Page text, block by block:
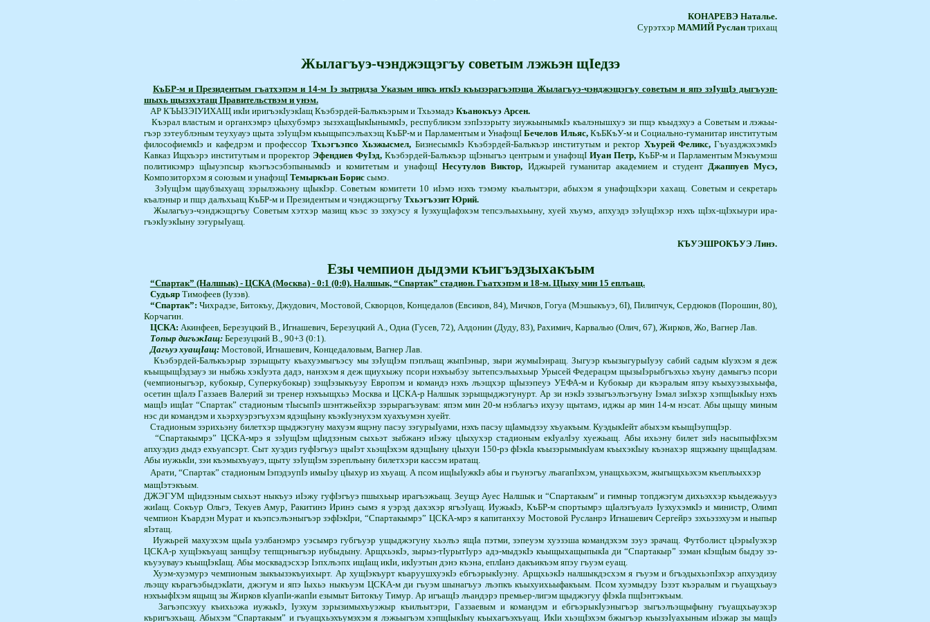
КОНАРЕВЭ Наталье.
СурэтхэрМАМИЙ Руслан трихащ
Жылагъуэ-чэнджэщэгъу советым лэжьэн щIедзэ
КъБР-м и Президентым гъатхэпэм и 14-м Iэ зытридза Указым ипкъ иткIэ къызэрагъэпэща Жылагъуэ-чэнджэщэгъу со­ветым и япэ зэIущIэ ды­гъуэп­
шыхь щызэхэтащ Правительствэм и унэм.
АР КЪЫЗЭIУИХАЩикIи ири­гъэ­кIуэ­кIащ Къэбэрдей-Балъкъэрым и Тхьэмадэ Къанокъуэ Арсен.
Къэрал властым и органхэмрэ цIыхубэмрэ зызэхащIыкIынымкIэ, республикэм зэпIэзэрыту зиу­жьынымкIэ къалэнышхуэ зи пщэ­ къыдэхуэ а Советым и лэ­жьы­
гъэр зэтеублэным теухуауэ щы­та зэIущIэм къыщыпсэлъахэщ КъБР-м и Парламентым и Уна­фэщIБечелов Ильяс,КъБКъУ-м и Социально-гуманитар институтым
философием­кIэ и кафедрэм и профессор Тхьэ­гъэпсо Хьэжысмел, Бизне­сым­кIэ Къэбэрдей-Балъкъэр ин­с­­ти­тутым и ректор Хъурей Феликс, ГъуазджэхэмкIэ
Кавказ Ищ­хъэрэ институтым и проректор Эфендиев ФуIэд,Къэбэрдей-Балъкъэр щIэныгъэ центрым и унафэщIИуан Петр, КъБР-м и Парламентым Мэкъумэш
политикэмрэ щIыуэпсыр къэгъэсэбэ­пы­­нымкIэ и комитетым и уна­фэщI Несутулов Виктор, Иджырей гуманитар академием и студентДжаппуев Мусэ,
Композиторхэм я союзым и унафэщI Темыркъан Бориссымэ.
ЗэIущIэм щаубзыхуащ зэрылэжьэну щIыкIэр. Советым комитети 10 иIэмэ нэхъ тэмэму къа­лъы­тэри, абыхэм я унафэщIхэри ха­хащ. Советым и секретарь
къалэныр и пщэ далъхьащ КъБР-м и Президентым и чэнджэщэгъу Тхьэгъэзит Юрий.
Жылагъуэ-чэнджэщэгъу Советым хэтхэр мазищ къэс зэ зэхуэ­су я IуэхущIафэхэм тепсэлъы­хьы­ну, хуей хъумэ, апхуэдэ зэIущIэхэр нэхъ щIэх-щIэхыури ира­
гъэкIуэкIыну зэгурыIуащ.
КЪУЭШРОКЪУЭ Линэ.
Езы чемпион дыдэми къигъэдзыхакъым
“Спартак” (Налшык) - ЦСКА (Москва) - 0:1 (0:0). Налшык, “Спартак” стадион. Гъатхэпэм и 18-м. ЦIыху мин 15 еплъащ.
Судьяр Тимофеев (Iузэв).
“Спартак”: Чихрадзе, Битокъу, Джудович, Мостовой, Скворцов, Концедалов (Евсиков, 84), Мичков, Гогуа (Мэшыкъуэ, 6I), Пилипчук, Сердюков (Порошин, 80),
Корчагин.
ЦСКА: Акинфеев, Березуцкий В., Игнаше­вич, Березуцкий А., Одиа (Гусев, 72), Алдо­нин (Дуду, 83), Рахимич, Карвалью (Олич, 67), Жирков, Жо, Вагнер Лав.
Топыр дигъэкIащ: Березуцкий В., 90+3 (0:1).
Дагъуэ хуащIащ: Мостовой, Игнашевич, Кон­цедаловым, Вагнер Лав.
Къэбэрдей-Балъкъэрыр зэрыщыту къахуэ­мыгъэсу мы зэIущIэм пэплъащ жыпIэныр, зы­ри жумыIэнращ. Зыгуэр къызыгурыIуэу са­бий садым кIуэхэм я деж
къыщыщIэдзауэ зи ныбжь хэкIуэта дадэ, нанэхэм я деж щиухыжу псори нэхъыбэу зытепсэлъыхьыр Урысей Федерацэм щызыIэрыбгъэхьэ хъуну дамыгъэ псори
(чемпионыгъэр, кубокыр, Суперкубокыр) зэщIэзыкъуэу Европэм и командэ нэхъ лъэщхэр щIызэпеуэ УЕФА-м и Кубокыр ди къэралым япэу къыхуэзыхьыфа,
осетин щIалэ Газзаев Валерий зи тренер нэ­хъыщхьэ Москва и ЦСКА-р Налшык зэрыщыджэгунурт. Ар зи нэкIэ зэзыгъэ­лъэгъуну Iэмал зиIэхэр хэпщIыкIыу нэхъ
мащIэ ищIат “Спартак” стадионым тIысыпIэ шэнт­жьей­­хэр зэрырагъэувам: япэм мин 20-м нэблагъэ ихуэу щытамэ, иджы ар мин 14-м нэсат. Абы щыщу миным
нэс ди командэм и хьэр­хуэрэгъухэм ядэщIыну къэкIуэнухэм хуа­хъумэн хуейт.
Стадионым зэрихьэну билетхэр щыджэ­гу­ну­ махуэм ящэну пасэу зэгурыIуами, нэхъ пасэу щIамыдзэу хъуакъым. КуэдыкIейт абыхэм къыщIэупщIэр.
“Спартакымрэ” ЦСКА-мрэ я зэIущIэм щIи­дзэ­ным сыхьэт зыбжанэ иIэжу цIыхухэр стадионым екIуалIэу хуежьащ. Абы ихьэну билет зиIэ насыпыфIэхэм
апхуэдиз дыдэ ехъуап­сэрт. Сыт хуэдиз гуфIэгъуэ щыIэт хьэщIэхэм ядэщIыну цIыхуи 150-рэ фIэкIа къызэры­мы­кIуам къыхэкIыу къэнахэр ящэжыну щы­щIа­дзам.
Абы иужькIи, зэи къэмыхъуауэ, щыту зэ­IущIэм зэреплъыну билетхэри кассэм иратащ.
Арати, “Спартак” стадионым IэпэдэупIэ имы­Iэу цIыхур из хъуащ. А псом ищIыIужкIэ абы и гъунэгъу лъагапIэхэм, унащхьэхэм, жы­гы­щхьэхэм къеп­лъых­хэр
мащIэтэкъым.
ДЖЭГУМ щIидзэным сыхьэт ныкъуэ иIэжу гуфIэгъуэ пшыхьыр ирагъэжьащ. Зеущэ Ауес Налшык и “Спартакым” и гимныр топ­джэгум дихьэххэр къыдежьууэ
жиIащ. Сокъур Ольгэ, Текуев Амур, Ракитинэ Иринэ сымэ я уэрэд дахэхэр ягъэIуащ. ИужькIэ, КъБР-м спортымрэ щIалэгъуалэ IуэхухэмкIэ и министр, Олимп
чемпион Къардэн Мурат и къэпсэлъэныгъэр зэфIэкIри, “Спартакымрэ” ЦСКА-мрэ я капитанхэу Мостовой Русланрэ Игнашевич Сергейрэ зэхьэзэхуэм и ныпыр
яIэтащ.
Иужьрей махуэхэм щыIа уэлбанэмрэ уэсымрэ губгъуэр ущыджэгуну хьэлъэ ящIа пэтми, зэпеуэм хуэзэша командэхэм зэуэ зрачащ. Футболист цIэрыIуэхэр
ЦСКА-р хущIэкъуащ занщIэу тепщэныгъэр иубыдыну. АрщхьэкIэ, зырыз-тIурытIурэ адэ-мыдэкIэ къыщыха­щы­пы­­кIа ди “Спартакыр” зэман кIэщIым быдэу зэ­
къуэувауэ къыщIэкIащ. Абы москвадэсхэр Iэпхлъэпх ищIащ икIи, икIуэ­тын дэнэ къэна, еплIанэ дакъикъэм япэу ­гъуэм еуащ.
Хуэм-хуэмурэ чемпионым зыкъызэкъуихырт. Ар хущIэкъурт къаруушхуэкIэ ебгъэрыкIуэну. АрщхьэкIэ налшыкдэсхэм я гъуэм и бгъэдыхьэпIэхэр апхуэдизу
лъэщу къра­гъэбыдэкIати, джэгум и япэ Iыхьэ ныкъуэм ЦСКА-м ди гъуэм шынагъуэ лъэпкъ къыхуихьыфакъым. Псом хуэмыдэу Iэзэт къэралым и гъуащхьауэ
нэхъыфIхэм ящыщ зы Жирков кIуапIи-жапIи езымыт Битокъу Тимур. Ар игъащIэ лъандэрэ премьер-лигэм щыджэгуу фIэкIа пщIэнтэкъым.
Загъэпсэхуу къихьэжа иужькIэ, Iуэхум зэрызимыхъуэжыр къилъытэри, Газзаевым и командэм и ебгъэрыкIуэныгъэр зыгъэлъэщыфыну гъуащхьауэхэр
къригъэхьащ. Абыхэм “Спартакым” и гъуащхьэхъумэхэм я лэжьы­гъэм хэпщIыкIыу къыхагъэхъуащ. ИкIи хьэ­щIэ­хэм бжыгъэр къызэIуахыным иIэжар зы ма­щIэ